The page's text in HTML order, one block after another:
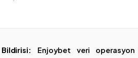
Enjoybet veri